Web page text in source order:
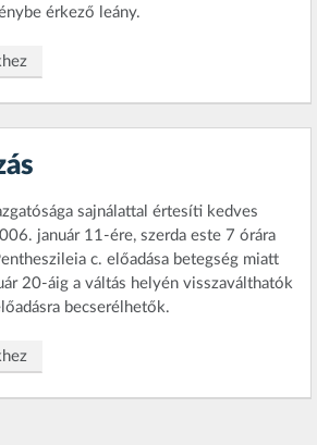
érkező leány.
sajnálattal értesíti kedves
január 11-ére, szerda este 7 órára
c. előadása betegség miatt
20-áig a váltás helyén visszaválthatók
becserélhetők.